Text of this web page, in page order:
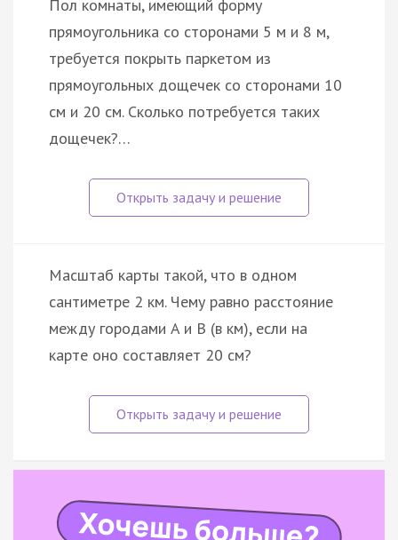
Пол комнаты, имеющий форму
прямоугольника со сторонами 5 м и 8 м,
требуется покрыть паркетом из
прямоугольных дощечек со сторонами 10
см и 20 см. Сколько потребуется таких
дощечек?…
Масштаб карты такой, что в одном
сантиметре 2 км. Чему равно расстояние
между городами A и B (в км), если на
карте оно составляет 20 см?